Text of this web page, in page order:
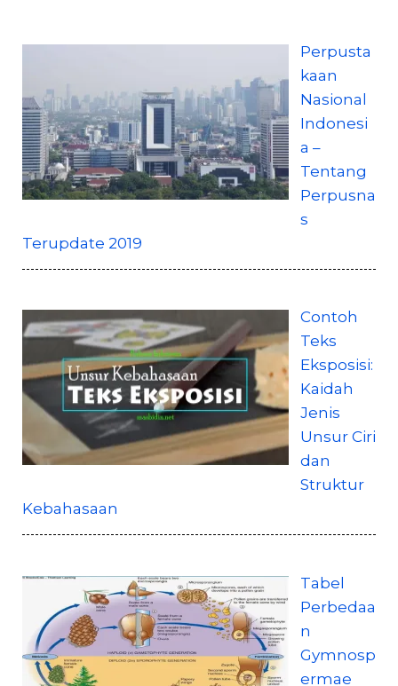
Perpusta
kaan
Nasional
Indonesi
a –
Tentang
Perpusna
s
Terupdate 2019
Contoh
Teks
Eksposisi:
Kaidah
Jenis
Unsur Ciri
dan
Struktur
Kebahasaan
Tabel
Perbedaa
n
Gymnosp
ermae